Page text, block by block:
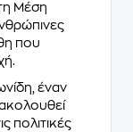
Μέση
που
έναν
πολιτικές